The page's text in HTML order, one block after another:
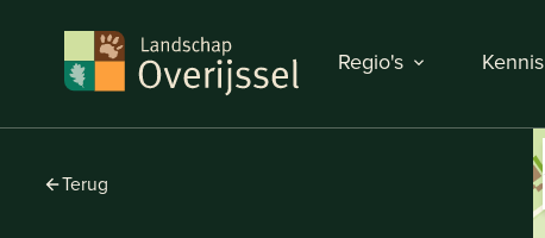
Regio's Kennis
Terug